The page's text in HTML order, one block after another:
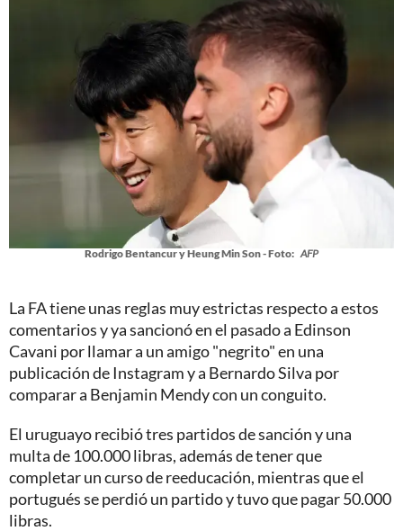
Rodrigo Bentancur y Heung Min Son - Foto: AFP
La FA tiene unas reglas muy estrictas respecto a estos
comentarios y ya sancionó en el pasado a Edinson
Cavani por llamar a un amigo "negrito" en una
publicación de Instagram y a Bernardo Silva por
comparar a Benjamin Mendy con un conguito.
El uruguayo recibió tres partidos de sanción y una
multa de 100.000 libras, además de tener que
completar un curso de reeducación, mientras que el
portugués se perdió un partido y tuvo que pagar 50.000
libras.